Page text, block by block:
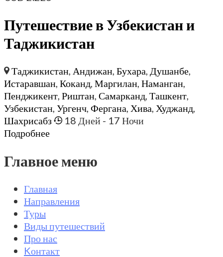
Путешествие в Узбекистан и
Таджикистан
Таджикистан, Андижан,Бухара, Душанбе,
Истаравшан, Коканд, Маргилан, Наманган,
Пенджикент, Риштан, Самарканд, Ташкент,
Узбекистан, Ургенч, Фергана, Хива, Худжанд,
Шахрисабз
18 Дней - 17 Ночи
Подробнее
Главное меню
Главная
Направления
Туры
Виды путешествий
Про нас
Kонтакт